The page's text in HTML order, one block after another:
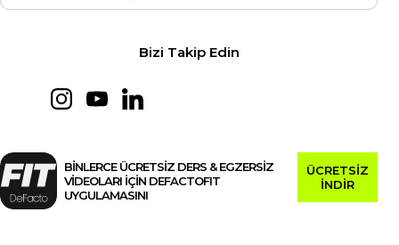
Bizi Takip Edin
BİNLERCE ÜCRETSİZ DERS & EGZERSİZ
VİDEOLARI İÇİN DEFACTOFIT
UYGULAMASINI
ÜCRETSİZ
İNDİR